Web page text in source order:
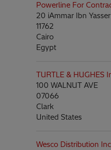
Powerline For
20 iAmmar Ibn
11762
Cairo
Egypt
TURTLE & HUGHES
100 WALNUT AVE
07066
Clark
United States
Wesco Distribution Inc